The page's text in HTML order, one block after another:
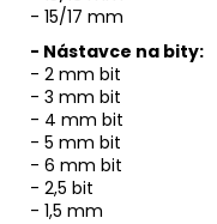
- 15/17 mm
- Nástavce na bity:
- 2 mm bit
- 3 mm bit
- 4 mm bit
- 5 mm bit
- 6 mm bit
- 2,5 bit
- 1,5 mm